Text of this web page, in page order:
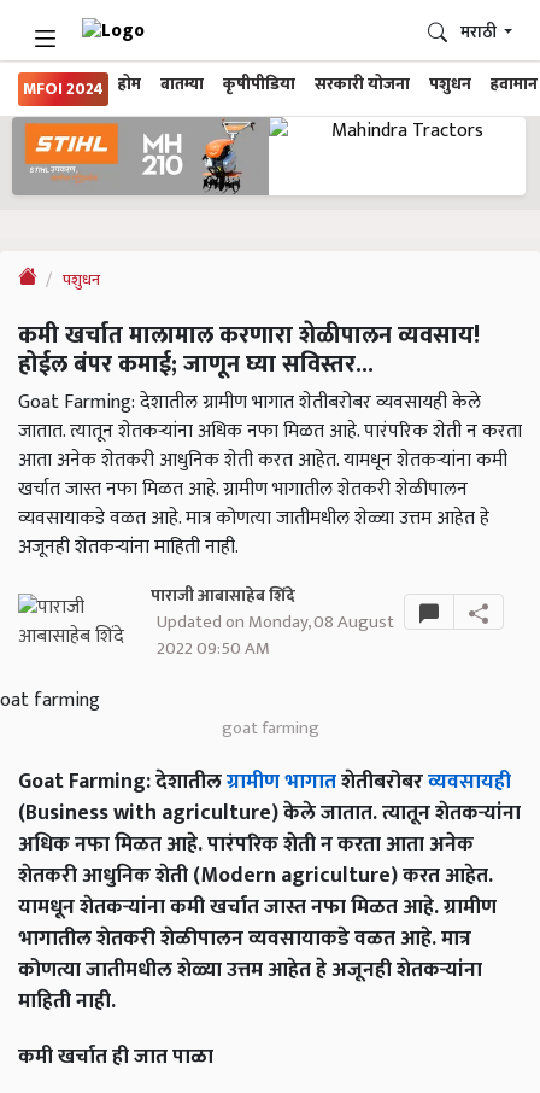
MFOI 2024 होम बातम्या कृषीपीडिया सरकारी योजना पशुधन हवामान
मराठी
पशुधन
कमी खर्चात मालामाल करणारा शेळीपालन व्यवसाय!
होईल बंपर कमाई; जाणून घ्या सविस्तर...
Goat Farming: देशातील ग्रामीण भागात शेतीबरोबर व्यवसायही केले
जातात. त्यातून शेतकऱ्यांना अधिक नफा मिळत आहे. पारंपरिक शेती न करता
आता अनेक शेतकरी आधुनिक शेती करत आहेत. यामधून शेतकऱ्यांना कमी
खर्चात जास्त नफा मिळत आहे. ग्रामीण भागातील शेतकरी शेळीपालन
व्यवसायाकडे वळत आहे. मात्र कोणत्या जातीमधील शेळ्या उत्तम आहेत हे
अजूनही शेतकऱ्यांना माहिती नाही.
पाराजी आबासाहेब शिंदे
Updated on Monday, 08 August
2022 09:50 AM
goat farming
Goat Farming: देशातीलग्रामीण भागातशेतीबरोबरव्यवसायही
(Business with agriculture) केले जातात. त्यातून शेतकऱ्यांना
अधिक नफा मिळत आहे. पारंपरिक शेती न करता आता अनेक
शेतकरी आधुनिक शेती (Modern agriculture) करत आहेत.
यामधून शेतकऱ्यांना कमी खर्चात जास्त नफा मिळत आहे. ग्रामीण
भागातील शेतकरी शेळीपालन व्यवसायाकडे वळत आहे. मात्र
कोणत्या जातीमधील शेळ्या उत्तम आहेत हे अजूनही शेतकऱ्यांना
माहिती नाही.
कमी खर्चात ही जात पाळा